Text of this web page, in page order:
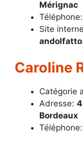
Mérignac
Téléphone:
Site
Caroline
Catégorie
Adresse:
Bordeaux
Téléphone: